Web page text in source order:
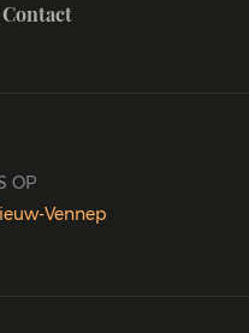
Contact
OP
Vennep